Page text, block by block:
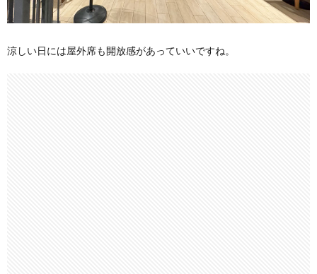
涼しい日には屋外席も開放感があっていいですね。